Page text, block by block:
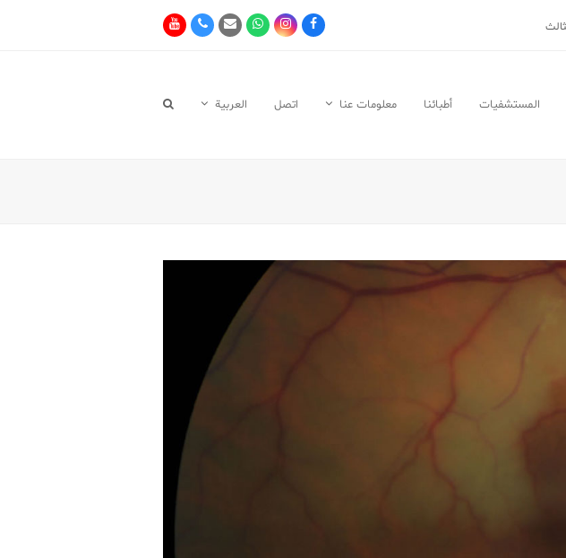
Facebook
Instagram
Whatsapp
Email
Phone
Youtube
المستشفيات أطبائنا معلومات عنا اتصل العربية